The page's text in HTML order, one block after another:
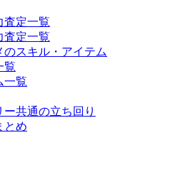
査定一覧
査定一覧
スキル・アイテム
覧
一覧
共通の立ち回り
とめ